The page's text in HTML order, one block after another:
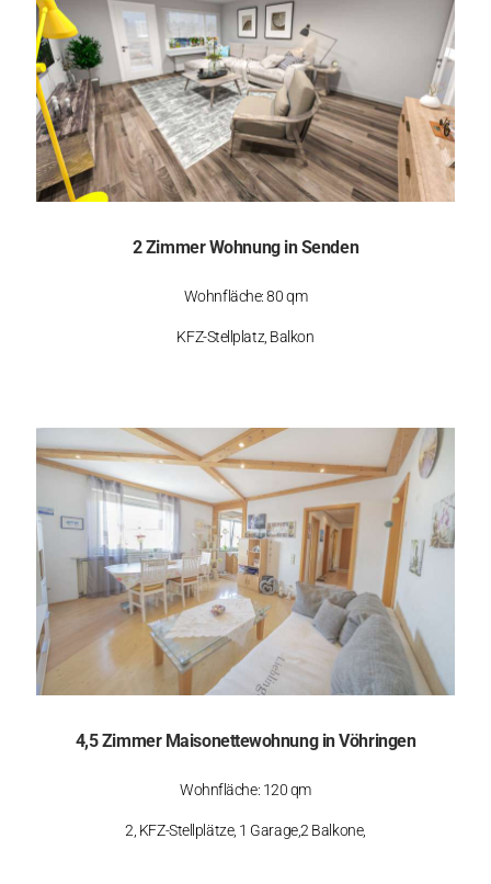
2 Zimmer Wohnung in Senden
Wohnfläche: 80 qm
KFZ-Stellplatz, Balkon
4,5 Zimmer Maisonettewohnung in Vöhringen
Wohnfläche: 120 qm
2, KFZ-Stellplätze, 1 Garage,2 Balkone,